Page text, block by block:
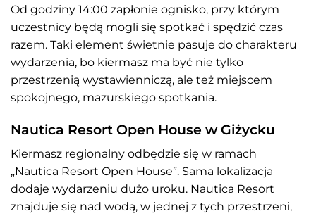
Od godziny 14:00 zapłonie ognisko, przy którym
uczestnicy będą mogli się spotkać i spędzić czas
razem. Taki element świetnie pasuje do charakteru
wydarzenia, bo kiermasz ma być nie tylko
przestrzenią wystawienniczą, ale też miejscem
spokojnego, mazurskiego spotkania.
Nautica Resort Open House w Giżycku
Kiermasz regionalny odbędzie się w ramach
„Nautica Resort Open House”. Sama lokalizacja
dodaje wydarzeniu dużo uroku. Nautica Resort
znajduje się nad wodą, w jednej z tych przestrzeni,